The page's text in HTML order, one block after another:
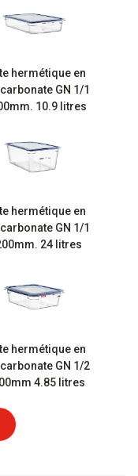
hermétique en
GN 1/1
10.9 litres
hermétique en
GN 1/1
24 litres
hermétique en
GN 1/2
4.85 litres